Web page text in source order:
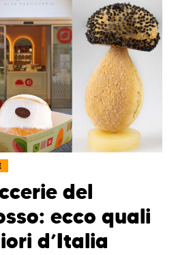
del
ecco quali
d’Italia